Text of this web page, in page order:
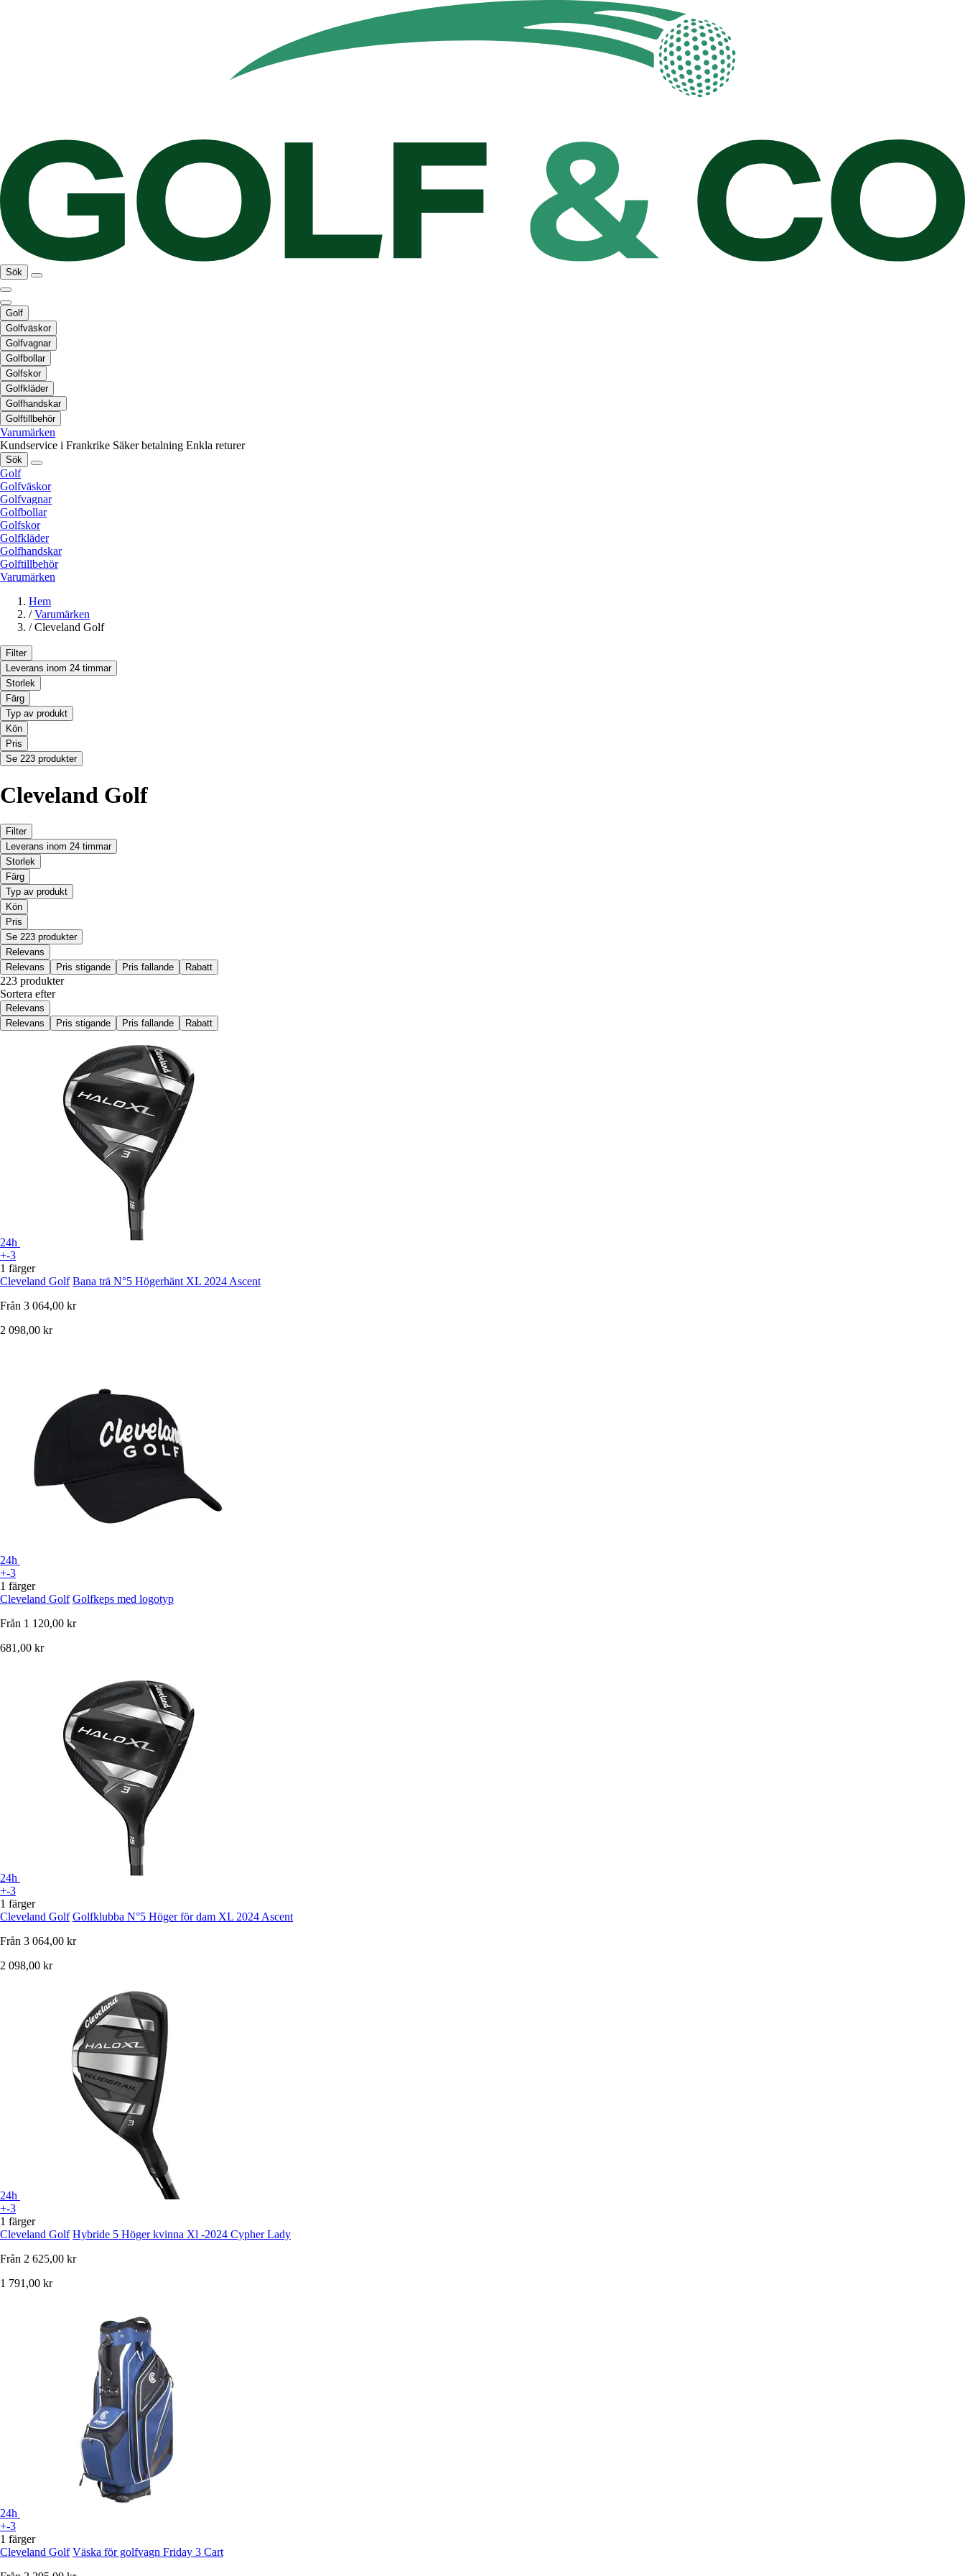
Sök
Golf
Golfväskor
Golfvagnar
Golfbollar
Golfskor
Golfkläder
Golfhandskar
Golftillbehör
Varumärken
Kundservice i Frankrike Säker betalning Enkla returer
Sök
Golf
Golfväskor
Golfvagnar
Golfbollar
Golfskor
Golfkläder
Golfhandskar
Golftillbehör
Varumärken
Hem
/ Varumärken
/ Cleveland Golf
Filter
Leverans inom 24 timmar
Storlek
Färg
Typ av produkt
Kön
Pris
Se 223 produkter
Cleveland Golf
Filter
Leverans inom 24 timmar
Storlek
Färg
Typ av produkt
Kön
Pris
Se 223 produkter
Relevans
Relevans
Pris stigande Pris fallande Rabatt
223 produkter
Sortera efter
Relevans
Relevans
Pris stigande Pris fallande Rabatt
24h
+-3
1 färger
Cleveland Golf Bana trä N°5 Högerhänt XL 2024 Ascent
Från 3 064,00 kr
2 098,00 kr
24h
+-3
1 färger
Cleveland Golf Golfkeps med logotyp
Från 1 120,00 kr
681,00 kr
24h
+-3
1 färger
Cleveland Golf Golfklubba N°5 Höger för dam XL 2024 Ascent
Från 3 064,00 kr
2 098,00 kr
24h
+-3
1 färger
Cleveland Golf Hybride 5 Höger kvinna Xl -2024 Cypher Lady
Från 2 625,00 kr
1 791,00 kr
24h
+-3
1 färger
Cleveland Golf Väska för golfvagn Friday 3 Cart